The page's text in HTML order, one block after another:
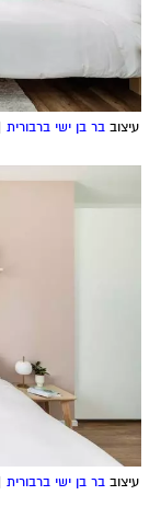
עיצוב בר בן ישי ברבורית
עיצוב בר בן ישי ברבורית